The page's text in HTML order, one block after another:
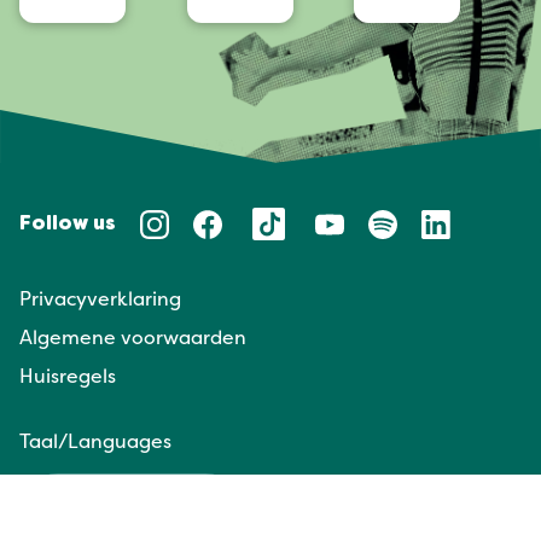
Follow us
Privacyverklaring
Algemene voorwaarden
Huisregels
Taal/Languages